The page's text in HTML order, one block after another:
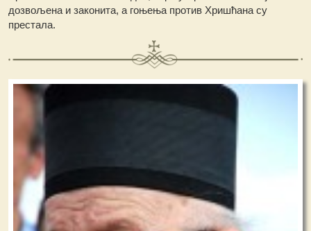
дозвољена и законита, а гоњења против Хришћана су
престала.